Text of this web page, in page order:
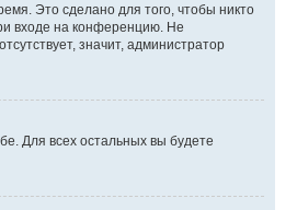
Это сделано для того, чтобы никто
входе на конференцию. Не
отсутствует, значит, администратор
Для всех остальных вы будете